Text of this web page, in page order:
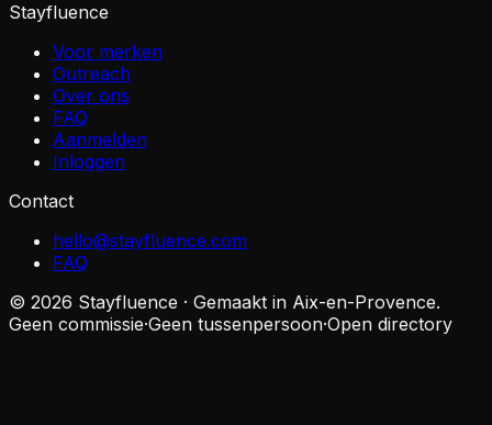
Stayfluence
Voor merken
Outreach
Over ons
FAQ
Aanmelden
Inloggen
Contact
hello@stayfluence.com
FAQ
© 2026 Stayfluence · Gemaakt in Aix-en-Provence.
Geen commissie·Geen tussenpersoon·Open directory